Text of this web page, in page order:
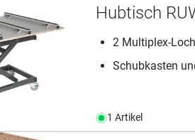
Hubtisch
2 Multiplex-
Schubkasten
1 Artikel